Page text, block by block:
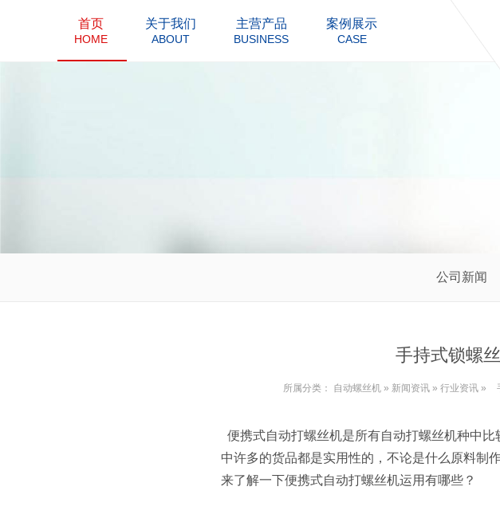
首页
HOME
关于我们
ABOUT
主营产品
BUSINESS
案例展示
CASE
公司新闻
手持式锁螺
所属分类： 自动螺丝机 » 新闻资讯 » 行业资讯 »
便携式自动打螺丝机是所有自动打螺丝机种中
中许多的货品都是实用性的，不论是什么原料制
来了解一下便携式自动打螺丝机运用有哪些？